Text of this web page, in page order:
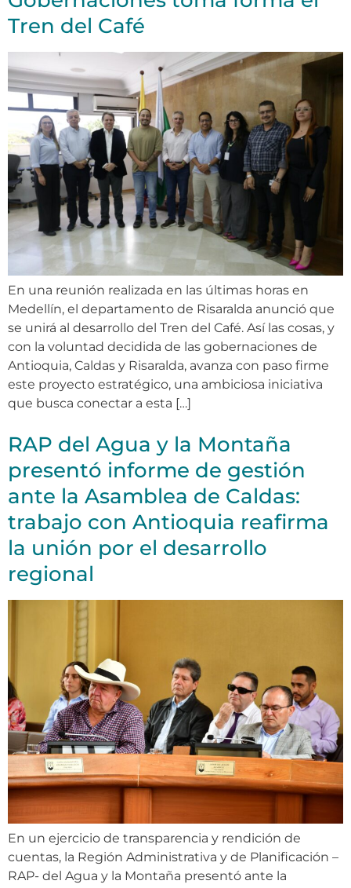
Tren del Café
En una reunión realizada en las últimas horas en
Medellín, el departamento de Risaralda anunció que
se unirá al desarrollo del Tren del Café. Así las cosas, y
con la voluntad decidida de las gobernaciones de
Antioquia, Caldas y Risaralda, avanza con paso firme
este proyecto estratégico, una ambiciosa iniciativa
que busca conectar a esta […]
RAP del Agua y la Montaña
presentó informe de gestión
ante la Asamblea de Caldas:
trabajo con Antioquia reafirma
la unión por el desarrollo
regional
En un ejercicio de transparencia y rendición de
cuentas, la Región Administrativa y de Planificación –
RAP- del Agua y la Montaña presentó ante la